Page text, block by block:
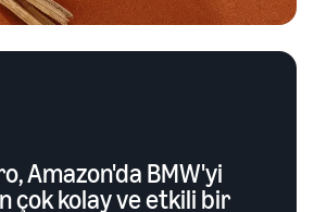
Amazon'da BMW'yi
çok kolay ve etkili bir